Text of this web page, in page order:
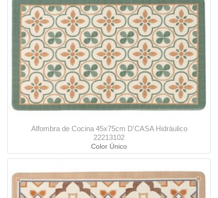
Alfombra de Cocina 45x75cm D'CASA Hidráulico
22213102
Color Único